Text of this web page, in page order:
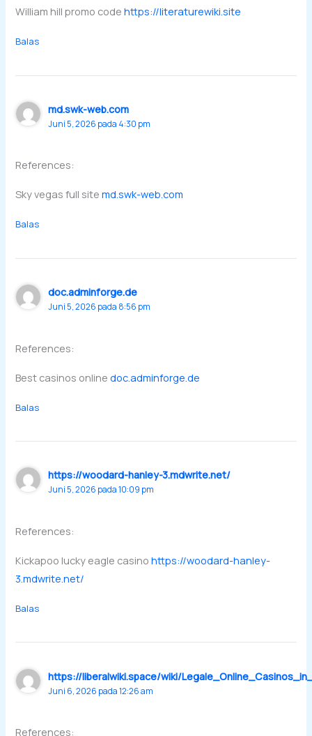
William hill promo codehttps://literaturewiki.site
Balas
md.swk-web.com
Juni 5, 2026 pada 4:30 pm
References:
Sky vegas full sitemd.swk-web.com
Balas
doc.adminforge.de
Juni 5, 2026 pada 8:56 pm
References:
Best casinos onlinedoc.adminforge.de
Balas
https://woodard-hanley-3.mdwrite.net/
Juni 5, 2026 pada 10:09 pm
References:
Kickapoo lucky eagle casinohttps://woodard-hanley-
3.mdwrite.net/
Balas
https://liberalwiki.space/wiki/
Juni 6, 2026 pada 12:26 am
References: